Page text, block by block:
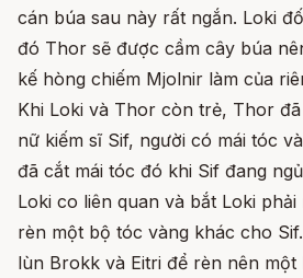
cán búa sau này rất ngắn. Loki
đó Thor sẽ được cầm cây búa
kế hòng chiếm Mjolnir làm của
Khi Loki và Thor còn trẻ, Thor
nữ kiếm sĩ Sif, người có mái tóc
đã cắt mái tóc đó khi Sif đang
Loki co liên quan và bắt Loki
rèn một bộ tóc vàng khác cho
lùn Brokk và Eitri để rèn nên